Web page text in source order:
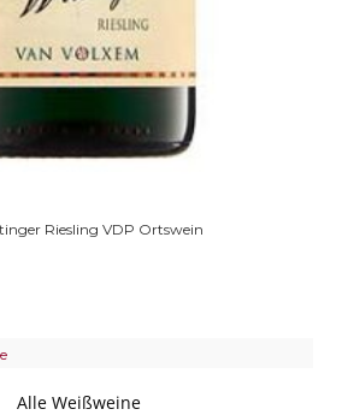
2022 Van Volxem Saar Riesling
Alle Weißweine